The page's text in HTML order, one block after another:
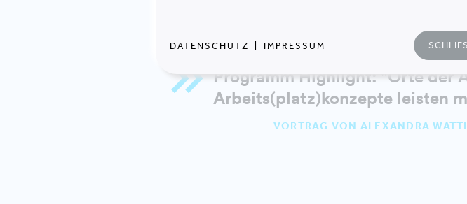
Programm Highlight: "Orte der
Arbeits(platz)konzepte leisten
VORTRAG VON ALEXANDRA
DATENSCHUTZ IMPRESSUM